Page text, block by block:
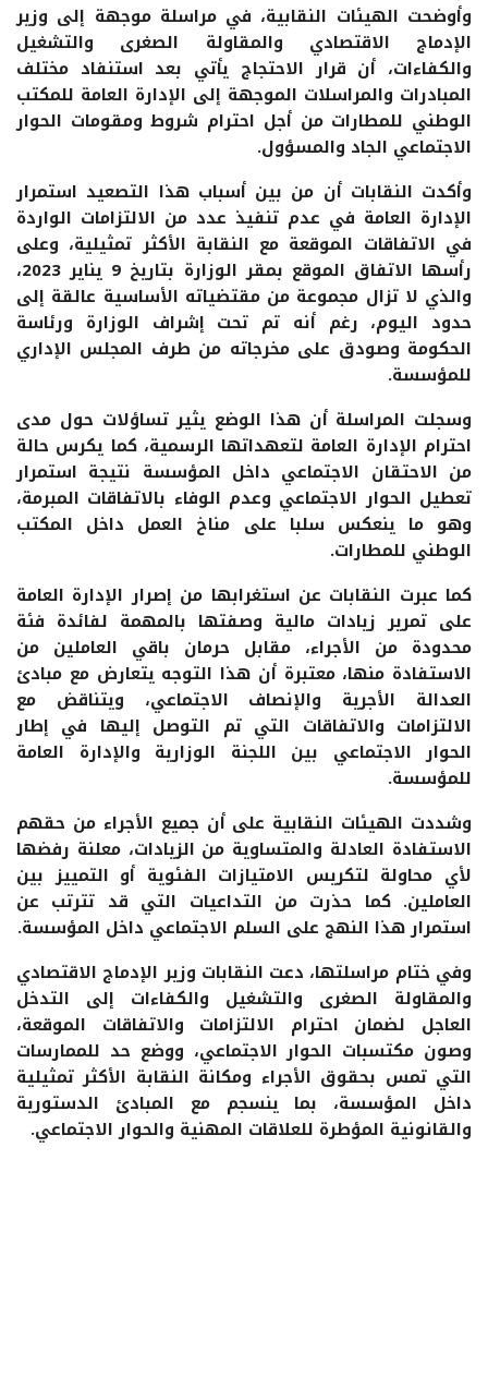
وأوضحت الهيئات النقابية، في مراسلة موجهة إلى وزير
الإدماج الاقتصادي والمقاولة الصغرى والتشغيل
والكفاءات، أن قرار الاحتجاج يأتي بعد استنفاد مختلف
المبادرات والمراسلات الموجهة إلى الإدارة العامة للمكتب
الوطني للمطارات من أجل احترام شروط ومقومات الحوار
الاجتماعي الجاد والمسؤول.
وأكدت النقابات أن من بين أسباب هذا التصعيد استمرار
الإدارة العامة في عدم تنفيذ عدد من الالتزامات الواردة
في الاتفاقات الموقعة مع النقابة الأكثر تمثيلية، وعلى
رأسها الاتفاق الموقع بمقر الوزارة بتاريخ 9 يناير 2023،
والذي لا تزال مجموعة من مقتضياته الأساسية عالقة إلى
حدود اليوم، رغم أنه تم تحت إشراف الوزارة ورئاسة
الحكومة وصودق على مخرجاته من طرف المجلس الإداري
للمؤسسة.
وسجلت المراسلة أن هذا الوضع يثير تساؤلات حول مدى
احترام الإدارة العامة لتعهداتها الرسمية، كما يكرس حالة
من الاحتقان الاجتماعي داخل المؤسسة نتيجة استمرار
تعطيل الحوار الاجتماعي وعدم الوفاء بالاتفاقات المبرمة،
وهو ما ينعكس سلبا على مناخ العمل داخل المكتب
الوطني للمطارات.
كما عبرت النقابات عن استغرابها من إصرار الإدارة العامة
على تمرير زيادات مالية وصفتها بالمهمة لفائدة فئة
محدودة من الأجراء، مقابل حرمان باقي العاملين من
الاستفادة منها، معتبرة أن هذا التوجه يتعارض مع مبادئ
العدالة الأجرية والإنصاف الاجتماعي، ويتناقض مع
الالتزامات والاتفاقات التي تم التوصل إليها في إطار
الحوار الاجتماعي بين اللجنة الوزارية والإدارة العامة
للمؤسسة.
وشددت الهيئات النقابية على أن جميع الأجراء من حقهم
الاستفادة العادلة والمتساوية من الزيادات، معلنة رفضها
لأي محاولة لتكريس الامتيازات الفئوية أو التمييز بين
العاملين. كما حذرت من التداعيات التي قد تترتب عن
استمرار هذا النهج على السلم الاجتماعي داخل المؤسسة.
وفي ختام مراسلتها، دعت النقابات وزير الإدماج الاقتصادي
والمقاولة الصغرى والتشغيل والكفاءات إلى التدخل
العاجل لضمان احترام الالتزامات والاتفاقات الموقعة،
وصون مكتسبات الحوار الاجتماعي، ووضع حد للممارسات
التي تمس بحقوق الأجراء ومكانة النقابة الأكثر تمثيلية
داخل المؤسسة، بما ينسجم مع المبادئ الدستورية
والقانونية المؤطرة للعلاقات المهنية والحوار الاجتماعي.